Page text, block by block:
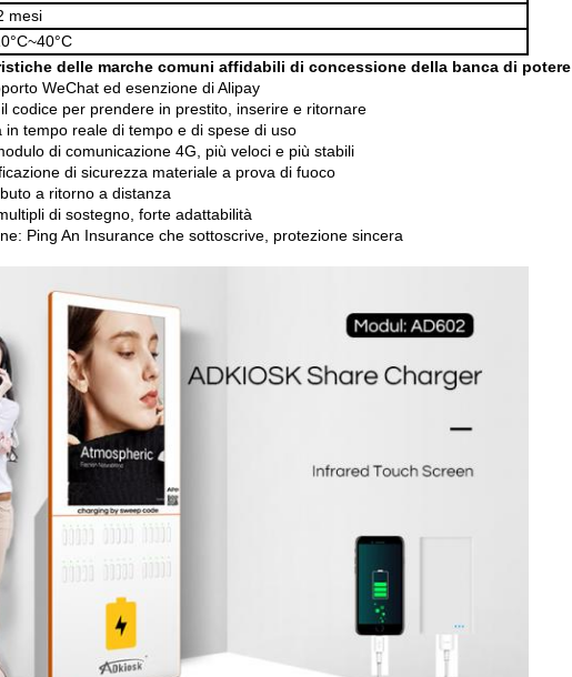
mesi
delle marche comuni affidabili di concessione della banca di potere
WeChat ed esenzione di Alipay
codice per prendere in prestito, inserire e ritornare
tempo reale di tempo e di spese di uso
di comunicazione 4G, più veloci e più stabili
di sicurezza materiale a prova di fuoco
a ritorno a distanza
di sostegno, forte adattabilità
Ping An Insurance che sottoscrive, protezione sincera